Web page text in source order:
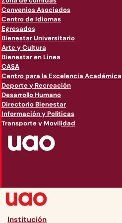
Convenios Asociados
Centro de Idiomas
Egresados
Bienestar Universitario
Arte y Cultura
Bienestar en Linea
CASA
Centro para la Excelencia Académica
Deporte y Recreación
Desarrollo Humano
Directorio Bienestar
Información y Políticas
Transporte y Movilidad
Institución